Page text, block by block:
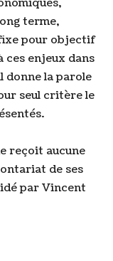
terme,
pour objectif
ces enjeux dans
donne la parole
seul critère le
reçoit aucune
de ses
par Vincent